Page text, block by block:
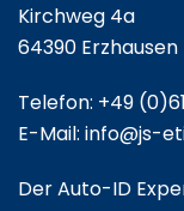
Kirchweg 4a
64390 Erzhausen
Telefon: +49
E-Mail: info@js-
Der Auto-ID